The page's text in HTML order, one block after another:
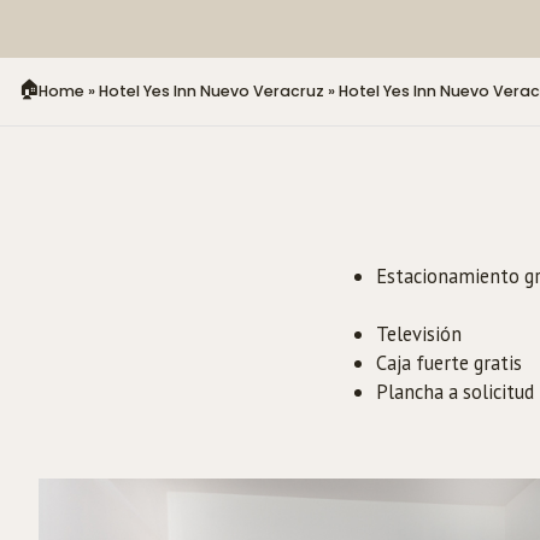
Home »Hotel Yes Inn Nuevo Veracruz »Hotel Yes Inn Nuevo
Estacionamiento
Televisión
Caja fuerte gratis
Plancha a solicitud